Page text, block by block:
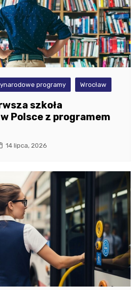
programy Wrocław
szkoła
Polsce z programem
14 lipca, 2026